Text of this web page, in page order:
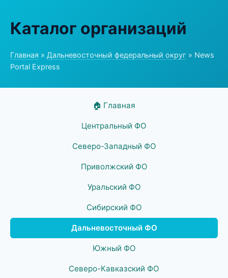
Каталог организаций
Главная » Дальневосточный федеральный округ » News
Portal Express
🏠 Главная
Центральный ФО
Северо-Западный ФО
Приволжский ФО
Уральский ФО
Сибирский ФО
Дальневосточный ФО
Южный ФО
Северо-Кавказский ФО